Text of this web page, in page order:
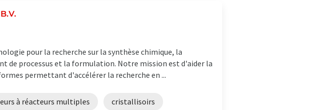
pour la recherche sur la synthèse chimique, la
de processus et la formulation. Notre mission est d'aider la
permettant d'accélérer la recherche en ...
à réacteurs multiples cristallisoirs